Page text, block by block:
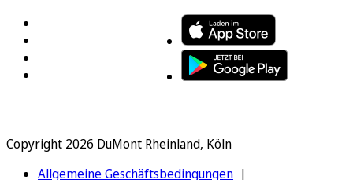
Copyright 2026 DuMont Rheinland, Köln
Allgemeine Geschäftsbedingungen